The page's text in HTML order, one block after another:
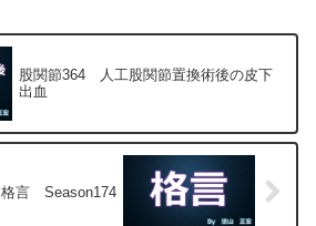
股関節364 人工股関節置換術後の皮下
出血
格言 Season174